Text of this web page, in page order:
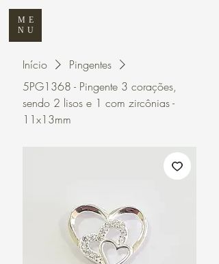
ME
NU
Início
Pingentes
5PG1368 - Pingente 3 corações,
sendo 2 lisos e 1 com zircônias -
11x13mm